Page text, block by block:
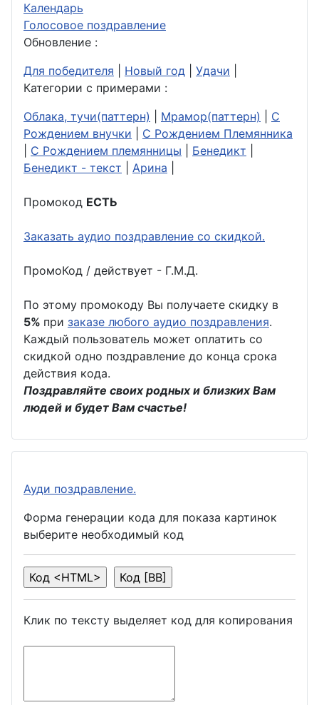
Календарь
Голосовое поздравление
Обновление :
Для победителя
Новый год Удачи
Категории с примерами :
Облака, тучи(паттерн)
Мрамор(паттерн)
С
Рождением внучки
С Рождением Племянника
С Рождением племянницы Бенедикт
Бенедикт - текст
Арина
Промокод ЕСТЬ
Заказать аудио поздравление со скидкой.
ПромоКод / действует - Г.М.Д.
По этому промокоду Вы получаете скидку в
5% при заказе любого аудио поздравления.
Каждый пользователь может оплатить со
скидкой одно поздравление до конца срока
действия кода.
Поздравляйте своих родных и близких Вам
людей и будет Вам счастье!
Ауди поздравление.
Форма генерации кода для показа картинок
выберите необходимый код
Клик по тексту выделяет код для копирования